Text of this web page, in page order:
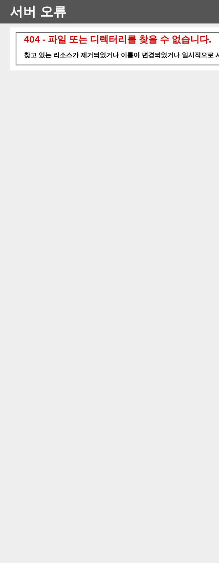
서버 오류
404 - 파일 또는 디렉터리를 찾을 수 없습니다.
찾고 있는 리소스가 제거되었거나 이름이 변경되었거나 일시적으로